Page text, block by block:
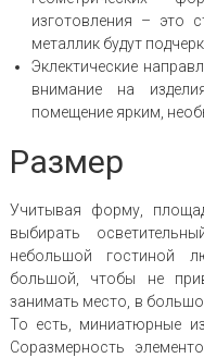
изготовления – это
металлик будут
Эклектические
внимание на
помещение ярким,
Размер
Учитывая форму,
выбирать
небольшой гостиной
большой, чтобы не
занимать место, в
То есть, миниатюрные
Соразмерность